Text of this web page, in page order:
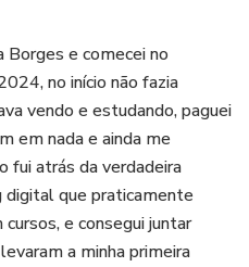
Borges e comecei no
no início não fazia
vendo e estudando, paguei
em nada e ainda me
fui atrás da verdadeira
digital que praticamente
e consegui juntar
a minha primeira